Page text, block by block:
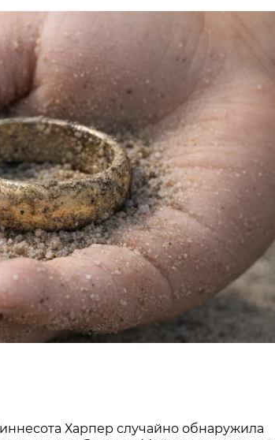
Харпер случайно обнаружила